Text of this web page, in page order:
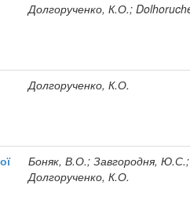
Долгорученко, К.О.;
Долгорученко, К.О.
Боняк, В.О.; Завгородня, Ю.С.;
Долгорученко, К.О.